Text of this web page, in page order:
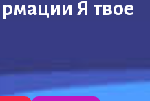
Я твое